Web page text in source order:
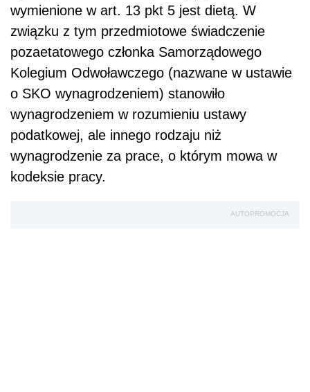
wymienione w art. 13 pkt 5 jest dietą. W
związku z tym przedmiotowe świadczenie
pozaetatowego członka Samorządowego
Kolegium Odwoławczego (nazwane w ustawie
o SKO wynagrodzeniem) stanowiło
wynagrodzeniem w rozumieniu ustawy
podatkowej, ale innego rodzaju niż
wynagrodzenie za prace, o którym mowa w
kodeksie pracy.
AUTOPROMOCJA